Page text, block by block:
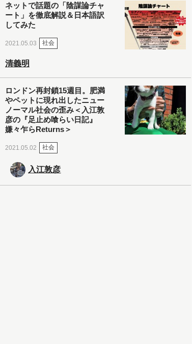
ネットで話題の「陰謀論チャ
ート」を徹底解説＆日本語訳
してみた
2021.05.03 社会
清義明
ロンドン再封鎖15週目。肥満
やペットに現れ出したニュー
ノーマル社会の歪み＜入江敦
彦の『足止め喰らい日記』
嫌々乍らReturns＞
2021.05.02 社会
入江敦彦